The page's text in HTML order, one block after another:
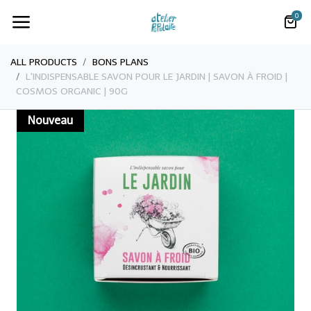
0
ALL PRODUCTS
BONS PLANS
L'INDISPENSABLE SAVON POUR LE JARDIN | SAVON À FROID |
COSMOS ORGANIC | 90G
Nouveau